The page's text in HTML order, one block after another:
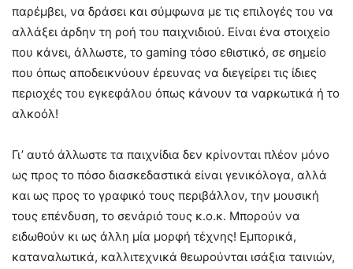
παρέμβει, να δράσει και σύμφωνα με τις επιλογές του να
αλλάξει άρδην τη ροή του παιχνιδιού. Είναι ένα στοιχείο
που κάνει, άλλωστε, το gaming τόσο εθιστικό, σε σημείο
που όπως αποδεικνύουν έρευνας να διεγείρει τις ίδιες
περιοχές του εγκεφάλου όπως κάνουν τα ναρκωτικά ή το
αλκοόλ!
Γι’ αυτό άλλωστε τα παιχνίδια δεν κρίνονται πλέον μόνο
ως προς το πόσο διασκεδαστικά είναι γενικόλογα, αλλά
και ως προς το γραφικό τους περιβάλλον, την μουσική
τους επένδυση, το σενάριό τους κ.ο.κ. Μπορούν να
ειδωθούν κι ως άλλη μία μορφή τέχνης! Εμπορικά,
καταναλωτικά, καλλιτεχνικά θεωρούνται ισάξια ταινιών,